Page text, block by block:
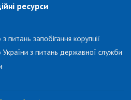
ресурси
питань запобігання корупції
України з питань державної служби